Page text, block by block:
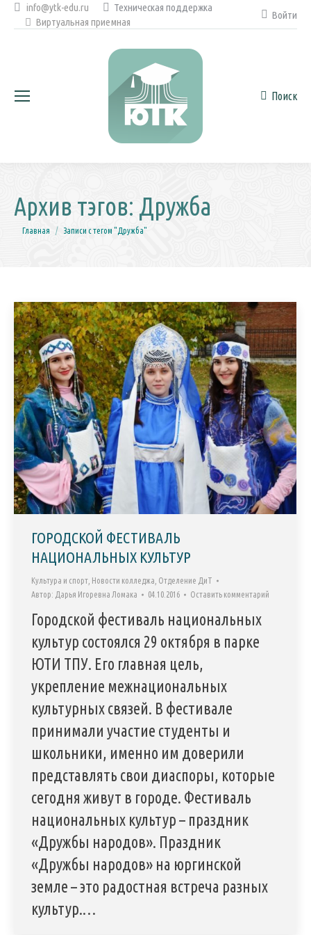
info@ytk-edu.ru
Техническая поддержка
Виртуальная приемная
Войти
Поиск:
Поиск
Архив тэгов: Дружба
Вы здесь:
Главная Записи с тегом "Дружба"
ГОРОДСКОЙ ФЕСТИВАЛЬ
НАЦИОНАЛЬНЫХ КУЛЬТУР
Культура и спорт Новости колледжа Отделение ДиТ
Автор: Дарья Игоревна Ломака 04.10.2016 Оставить комментарий
Городской фестиваль национальных
культур состоялся 29 октября в парке
ЮТИ ТПУ. Его главная цель,
укрепление межнациональных
культурных связей. В фестивале
принимали участие студенты и
школьники, именно им доверили
представлять свои диаспоры, которые
сегодня живут в городе. Фестиваль
национальных культур – праздник
«Дружбы народов». Праздник
«Дружбы народов» на юргинской
земле – это радостная встреча разных
культур.…